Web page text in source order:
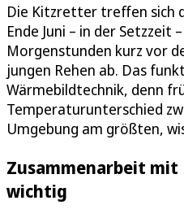
Die Kitzretter treffen sich
Ende Juni – in der Setzzeit
Morgenstunden kurz vor
jungen Rehen ab. Das
Wärmebildtechnik, denn
Temperaturunterschied
Umgebung am größten,
Zusammenarbeit
wichtig